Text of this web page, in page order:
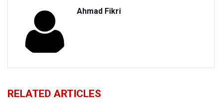
Ahmad Fikri
RELATED ARTICLES